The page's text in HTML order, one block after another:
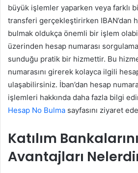
büyük işlemler yaparken veya farklı
transferi gerçekleştirirken IBAN’dan
bulmak oldukça önemli bir işlem
üzerinden hesap numarası
sunduğu pratik bir hizmettir. Bu
numarasını girerek kolayca ilgili
ulaşabilirsiniz. İban’dan hesap
işlemleri hakkında daha fazla bilgi
Hesap No Bulma sayfasını ziyaret
Katılım
Avantajları